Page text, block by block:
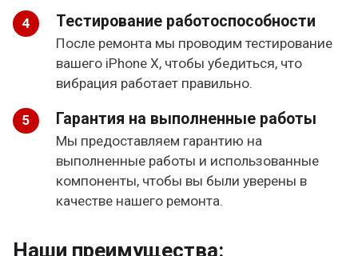
Тестирование работоспособности
После ремонта мы проводим тестирование
вашего iPhone X, чтобы убедиться, что
вибрация работает правильно.
Гарантия на выполненные работы
Мы предоставляем гарантию на
выполненные работы и использованные
компоненты, чтобы вы были уверены в
качестве нашего ремонта.
Наши преимущества: